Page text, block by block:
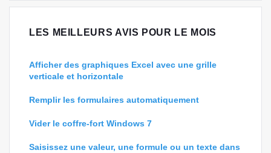
LES MEILLEURS AVIS POUR LE MOIS
Afficher des graphiques Excel avec une grille
verticale et horizontale
Remplir les formulaires automatiquement
Vider le coffre-fort Windows 7
Saisissez une valeur, une formule ou un texte dans